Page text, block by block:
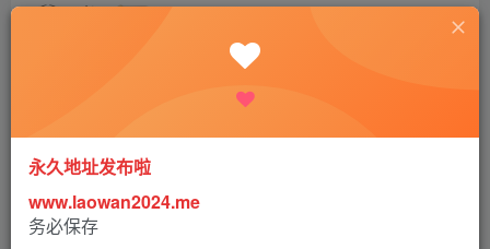
老王 打赏
永久地址发布啦
www.laowan2024.me
务必保存